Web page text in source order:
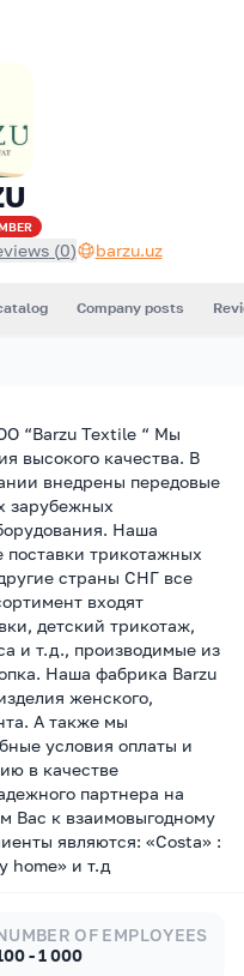
(0) barzu.uz
Company posts
“Barzu Textile “ Мы
высокого качества. В
внедрены передовые
зарубежных
Наша
поставки трикотажных
страны СНГ все
входят
детский трикотаж,
и т.д., производимые из
Наша фабрика Barzu
женского,
А также мы
условия оплаты и
в качестве
партнера на
Вас к взаимовыгодному
являются: «Costa» :
home» и т.д
OF EMPLOYEES
- 1 000